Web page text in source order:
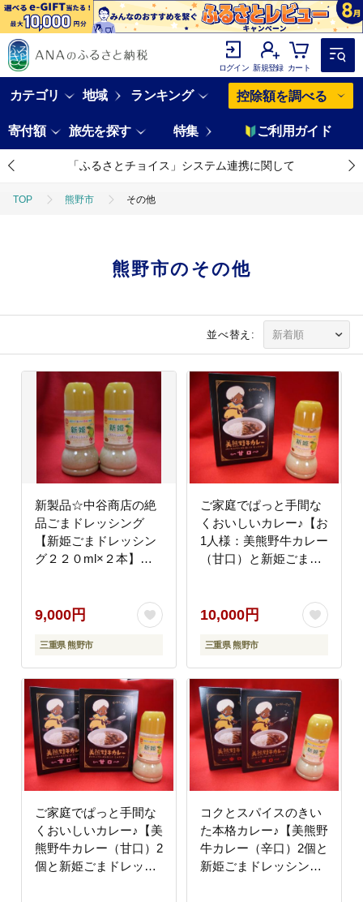
ログイン 新規登録 カート
カテゴリ 地域 ランキング 控除額を調べる
寄付額 旅先を探す 特集 ご利用ガイド
「ふるさとチョイス」システム連携に関して
TOP 熊野市 その他
熊野市のその他
並べ替え:
新製品☆中谷商店の絶
品ごまドレッシング
【新姫ごまドレッシン
グ２２０ml×２本】
9,000円
三重県 熊野市
ご家庭でぱっと手間な
くおいしいカレー♪【お
1人様：美熊野牛カレー
（甘口）と新姫ごまド
10,000円
三重県 熊野市
ご家庭でぱっと手間な
くおいしいカレー♪【美
熊野牛カレー（甘口）2
個と新姫ごまドレッシ
コクとスパイスのきい
た本格カレー♪【美熊野
牛カレー（辛口）2個と
新姫ごまドレッシング1